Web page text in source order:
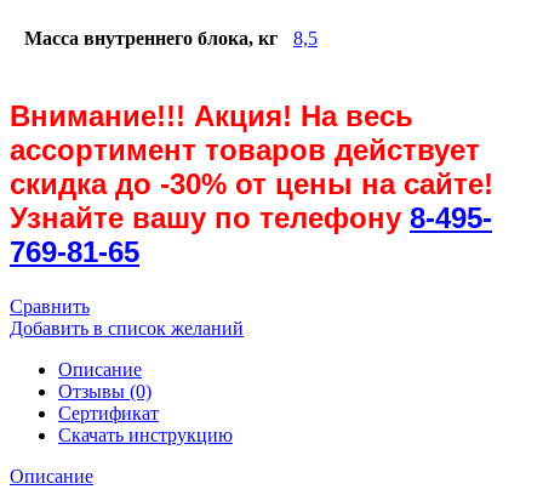
Масса внутреннего блока, кг 8,5
Внимание!!! Акция! На весь
ассортимент товаров действует
скидка до -30% от цены на сайте!
Узнайте вашу по телефону 8-495-
769-81-65
Сравнить
Добавить в список желаний
Описание
Отзывы (0)
Сертификат
Скачать инструкцию
Описание